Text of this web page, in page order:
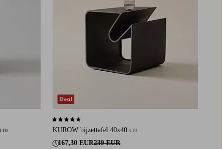
KUROW bijzettafel 40x40 cm
167,30 EUR239 EUR
4,1 op basis van 7 beoordelingen
Deal